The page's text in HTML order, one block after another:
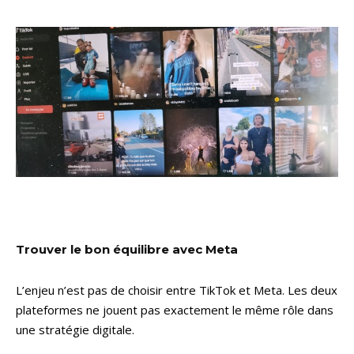
Trouver le bon équilibre avec Meta
L’enjeu n’est pas de choisir entre TikTok et Meta. Les deux
plateformes ne jouent pas exactement le même rôle dans
une stratégie digitale.